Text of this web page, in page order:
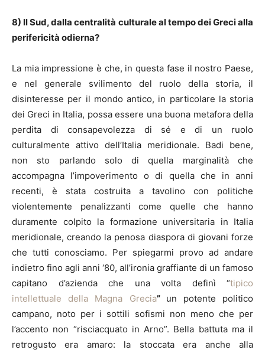
8) Il Sud, dalla centralità culturale al tempo dei Greci alla
perifericità odierna?
La mia impressione è che, in questa fase il nostro Paese,
e nel generale svilimento del ruolo della storia, il
disinteresse per il mondo antico, in particolare la storia
dei Greci in Italia, possa essere una buona metafora della
perdita di consapevolezza di sé e di un ruolo
culturalmente attivo dell’Italia meridionale. Badi bene,
non sto parlando solo di quella marginalità che
accompagna l’impoverimento o di quella che in anni
recenti, è stata costruita a tavolino con politiche
violentemente penalizzanti come quelle che hanno
duramente colpito la formazione universitaria in Italia
meridionale, creando la penosa diaspora di giovani forze
che tutti conosciamo. Per spiegarmi provo ad andare
indietro fino agli anni ‘80, all’ironia graffiante di un famoso
capitano d’azienda che una volta definì “tipico
intellettuale della Magna Grecia” un potente politico
campano, noto per i sottili sofismi non meno che per
l’accento non “risciacquato in Arno”. Bella battuta ma il
retrogusto era amaro: la stoccata era anche alla